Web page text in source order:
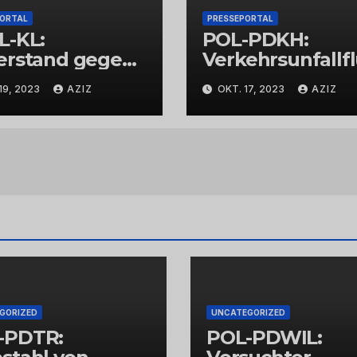
KL:
gegen
2023 AZIZ
PRESSEPORTAL
POL-PDKH:
t nach
Abbiegevorgang
OKT. 17, 2023 AZIZ
PDTR:
UNCATEGORIZED
POL-PDWIL: